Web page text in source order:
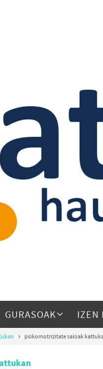
GURASOAK IZEN
psikomotrizitate saioak